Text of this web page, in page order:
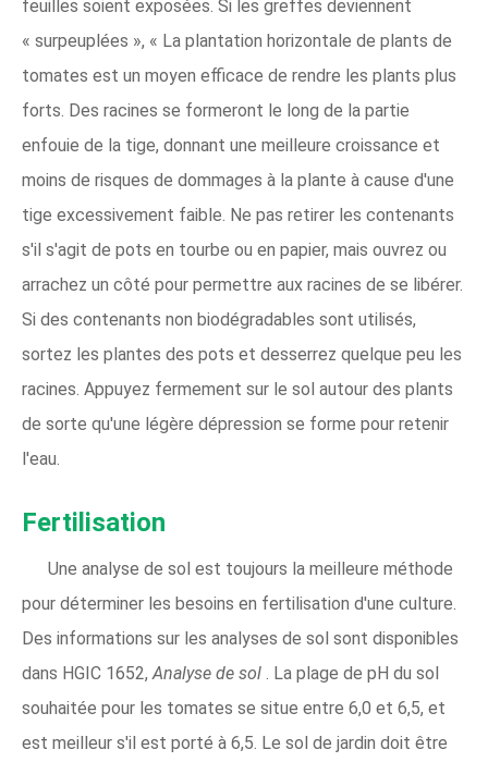
feuilles soient exposées. Si les greffes deviennent
« surpeuplées », « La plantation horizontale de plants de
tomates est un moyen efficace de rendre les plants plus
forts. Des racines se formeront le long de la partie
enfouie de la tige, donnant une meilleure croissance et
moins de risques de dommages à la plante à cause d'une
tige excessivement faible. Ne pas retirer les contenants
s'il s'agit de pots en tourbe ou en papier, mais ouvrez ou
arrachez un côté pour permettre aux racines de se libérer.
Si des contenants non biodégradables sont utilisés,
sortez les plantes des pots et desserrez quelque peu les
racines. Appuyez fermement sur le sol autour des plants
de sorte qu'une légère dépression se forme pour retenir
l'eau.
Fertilisation
Une analyse de sol est toujours la meilleure méthode
pour déterminer les besoins en fertilisation d'une culture.
Des informations sur les analyses de sol sont disponibles
dans HGIC 1652,Analyse de sol . La plage de pH du sol
souhaitée pour les tomates se situe entre 6,0 et 6,5, et
est meilleur s'il est porté à 6,5. Le sol de jardin doit être